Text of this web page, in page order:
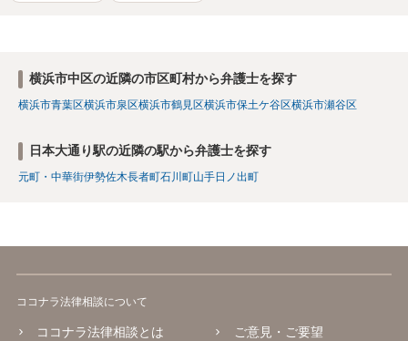
横浜市中区の近隣の市区町村から弁護士を探す
横浜市青葉区横浜市泉区横浜市鶴見区横浜市保土ケ谷区横浜市瀬谷区
日本大通り駅の近隣の駅から弁護士を探す
元町・中華街伊勢佐木長者町石川町山手日ノ出町
ココナラ法律相談について
ココナラ法律相談とは ご意見・ご要望